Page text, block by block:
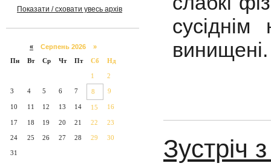
Показати / сховати увесь архів
« Серпень 2026 »
Пн
Вт Ср Чт Пт Сб Нд
1 2
3 4 5 6 7 8 9
10 11 12 13 14 15 16
17 18 19 20 21 22 23
24 25 26 27 28 29 30
31
винищені.
Зустріч